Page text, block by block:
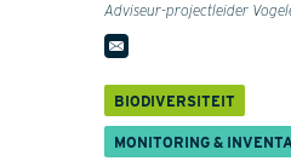
Adviseur-projectleider
BIODIVERSITEIT
MONITORING &